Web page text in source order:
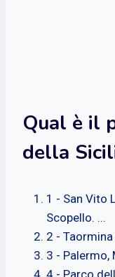
Qual è il
della
1 - San Vito
Scopello. ...
2 - Taormina
3 - Palermo,
4 - Parco